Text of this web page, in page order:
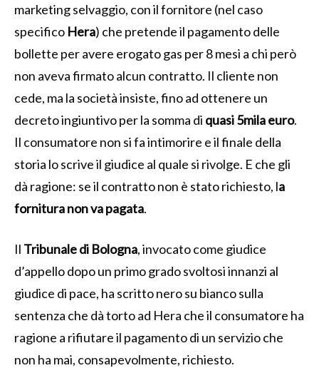
marketing selvaggio, con il fornitore (nel caso
specifico Hera) che pretende il pagamento delle
bollette per avere erogato gas per 8 mesi a chi però
non aveva firmato alcun contratto. Il cliente non
cede, ma la società insiste, fino ad ottenere un
decreto ingiuntivo per la somma di quasi 5mila euro.
Il consumatore non si fa intimorire e il finale della
storia lo scrive il giudice al quale si rivolge. E che gli
dà ragione: se il contratto non è stato richiesto, la
fornitura non va pagata.
Il Tribunale di Bologna, invocato come giudice
d’appello dopo un primo grado svoltosi innanzi al
giudice di pace, ha scritto nero su bianco sulla
sentenza che dà torto ad Hera che il consumatore ha
ragione a rifiutare il pagamento di un servizio che
non ha mai, consapevolmente, richiesto.